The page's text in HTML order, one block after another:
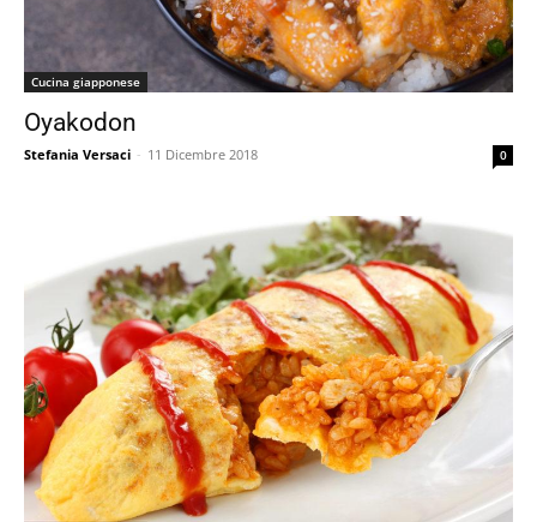
Cucina giapponese
Oyakodon
Stefania Versaci - 11 Dicembre 2018 0